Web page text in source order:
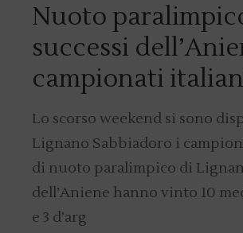
Nuoto
successi
campionati
Lo scorso weekend si sono
Lignano Sabbiadoro i
di nuoto paralimpico di
dell’Aniene hanno vinto 10
e 3 d’arg